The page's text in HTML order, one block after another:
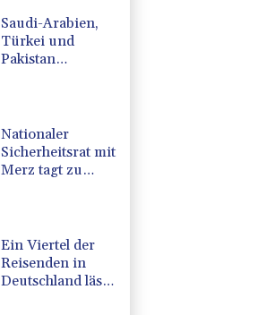
Saudi-Arabien,
Türkei und
Pakistan
Verteidigungsabkommen
Nationaler
Sicherheitsrat mit
Merz tagt zu
Ein Viertel der
Reisenden in
Deutschland lässt